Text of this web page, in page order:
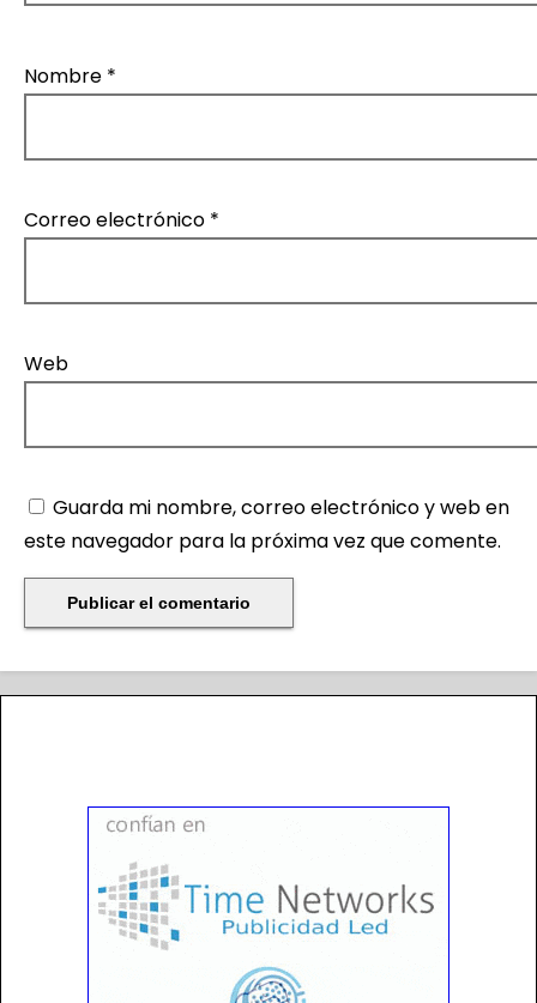
Nombre *
Correo electrónico *
Web
Guarda mi nombre, correo electrónico y web en
este navegador para la próxima vez que comente.